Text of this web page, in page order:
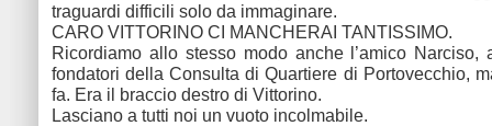
traguardi difficili solo da immaginare.
CARO VITTORINO CI MANCHERAI TANTISSIMO.
Ricordiamo allo stesso modo anche l’amico Narciso,
fondatori della Consulta di Quartiere di Portovecchio,
fa. Era il braccio destro di Vittorino.
Lasciano a tutti noi un vuoto incolmabile.